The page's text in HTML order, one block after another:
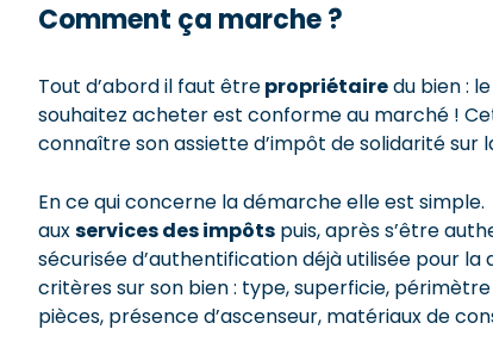
Comment ça marche ?
Tout d’abord il faut êtrepropriétairedu bien :
souhaitez acheter est conforme au marché !
connaître son assiette d’impôt de solidarité sur
En ce qui concerne la démarche elle est
auxservices des impôts puis, après s’être
sécurisée d’authentification déjà utilisée pour
critères sur son bien : type, superficie,
pièces, présence d’ascenseur, matériaux de